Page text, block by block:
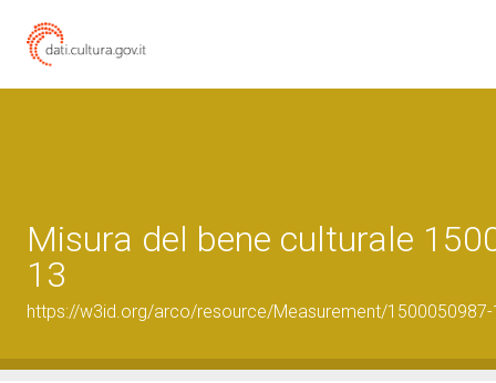
Misura del bene culturale
13
https://w3id.org/arco/resource/Measurement/1500050987-